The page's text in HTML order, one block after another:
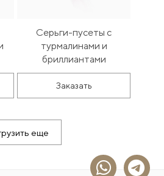
Серьги-пусеты с
турмалинами и
бриллиантами
Заказать
еще